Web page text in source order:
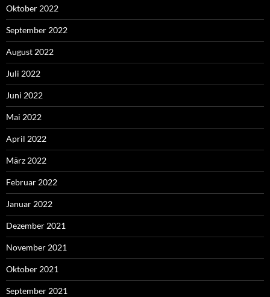
Oktober 2022
September 2022
August 2022
Juli 2022
Juni 2022
Mai 2022
April 2022
März 2022
Februar 2022
Januar 2022
Dezember 2021
November 2021
Oktober 2021
September 2021